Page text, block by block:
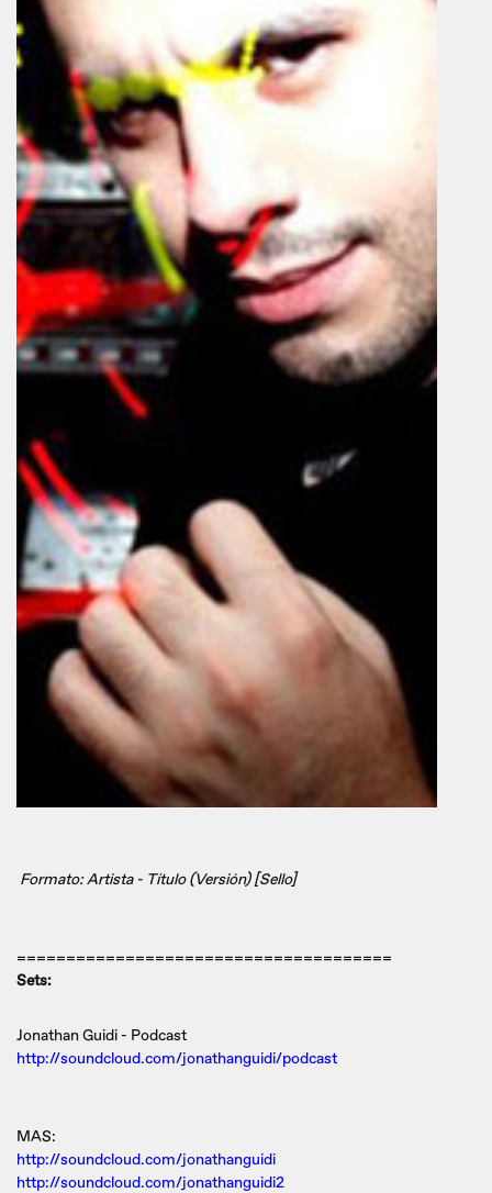
Formato: Artista - Título (Versión) [Sello]
======================================
Sets:
Jonathan Guidi - Podcast
http://soundcloud.com/jonathanguidi/podcast
MAS:
http://soundcloud.com/jonathanguidi
http://soundcloud.com/jonathanguidi2